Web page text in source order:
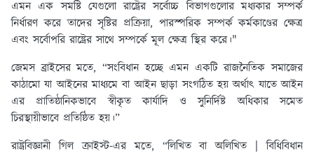
এমন এক সমষ্টি যেগুলো রাষ্ট্রের সর্বোচ্চ বিভাগগুলোর মধ্যকার সম্পর্ক
নির্ধারণ করে তাদের সৃষ্টির প্রক্রিয়া, পারস্পরিক সম্পর্ক কর্মকাণ্ডের ক্ষেত্র
এবং সর্বোপরি রাষ্ট্রের সাথে সম্পর্কে মূল ক্ষেত্র স্থির করে।"
জেমস ব্রাইসের মতে, “সংবিধান হচ্ছে এমন একটি রাজনৈতিক সমাজের
কাঠামো যা আইনের মাধ্যমে বা আইন ছাড়া সংগঠিত হয় অর্থাৎ যাতে আইন
এর প্রাতিষ্ঠানিকভাবে স্বীকৃত কার্যাদি ও সুনির্দিষ্ট অধিকার সমেত
চিরস্থায়ীভাবে প্রতিষ্ঠিত হয়।”
রাষ্ট্রবিজ্ঞানী গিল ক্রাইস্ট-এর মতে, “লিখিত বা অলিখিত | বিধিবিধান